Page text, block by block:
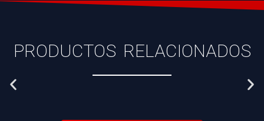
PRODUCTOS RELACIONADOS